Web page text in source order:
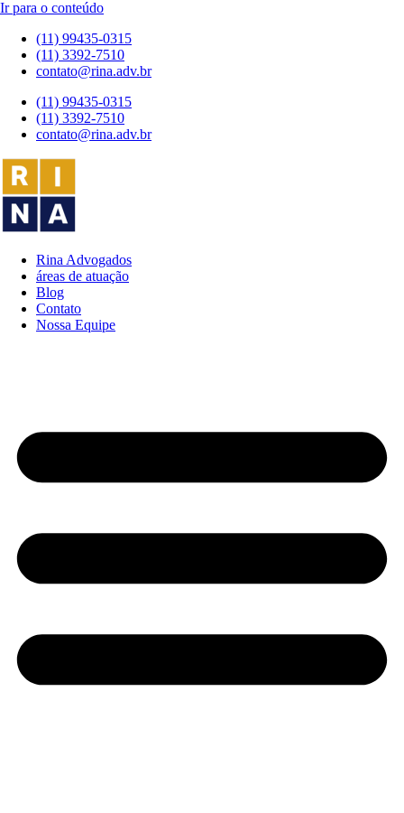
Ir para o conteúdo
(11) 99435-0315
(11) 3392-7510
contato@rina.adv.br
(11) 99435-0315
(11) 3392-7510
contato@rina.adv.br
Rina Advogados
áreas de atuação
Blog
Contato
Nossa Equipe